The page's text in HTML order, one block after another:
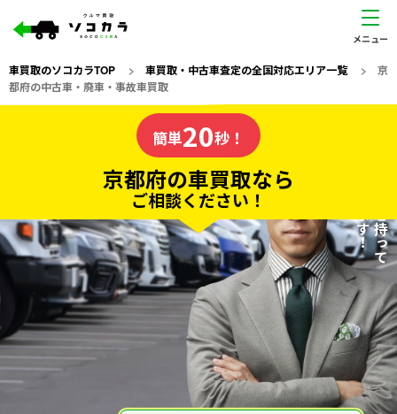
車買取のソコカラTOP > 車買取・中古車査定の全国対応エリア一覧> 京
都府の中古車・廃車・事故車買取
の車買取なら
ソコカラの
電話か出張か、高い方の査定を提案。
だから高価買取!
私たちが責任を持って
査定いたします！
簡単20秒！
京都府の車買取なら
ご相談ください！
20秒で入力完了！
無料で カンタンWeb査定
ご依頼いただいたお車を丁寧に査定いたします